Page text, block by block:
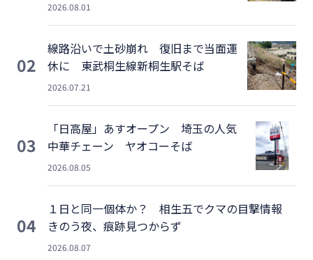
2026.08.01
02
線路沿いで土砂崩れ 復旧まで当面運
休に 東武桐生線新桐生駅そば
2026.07.21
03
「日高屋」あすオープン 埼玉の人気
中華チェーン ヤオコーそば
2026.08.05
04
１日と同一個体か？ 相生五でクマの目撃情報
きのう夜、痕跡見つからず
2026.08.07